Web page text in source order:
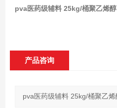
pva医药级辅料 25kg/桶聚乙烯醇
产品咨询